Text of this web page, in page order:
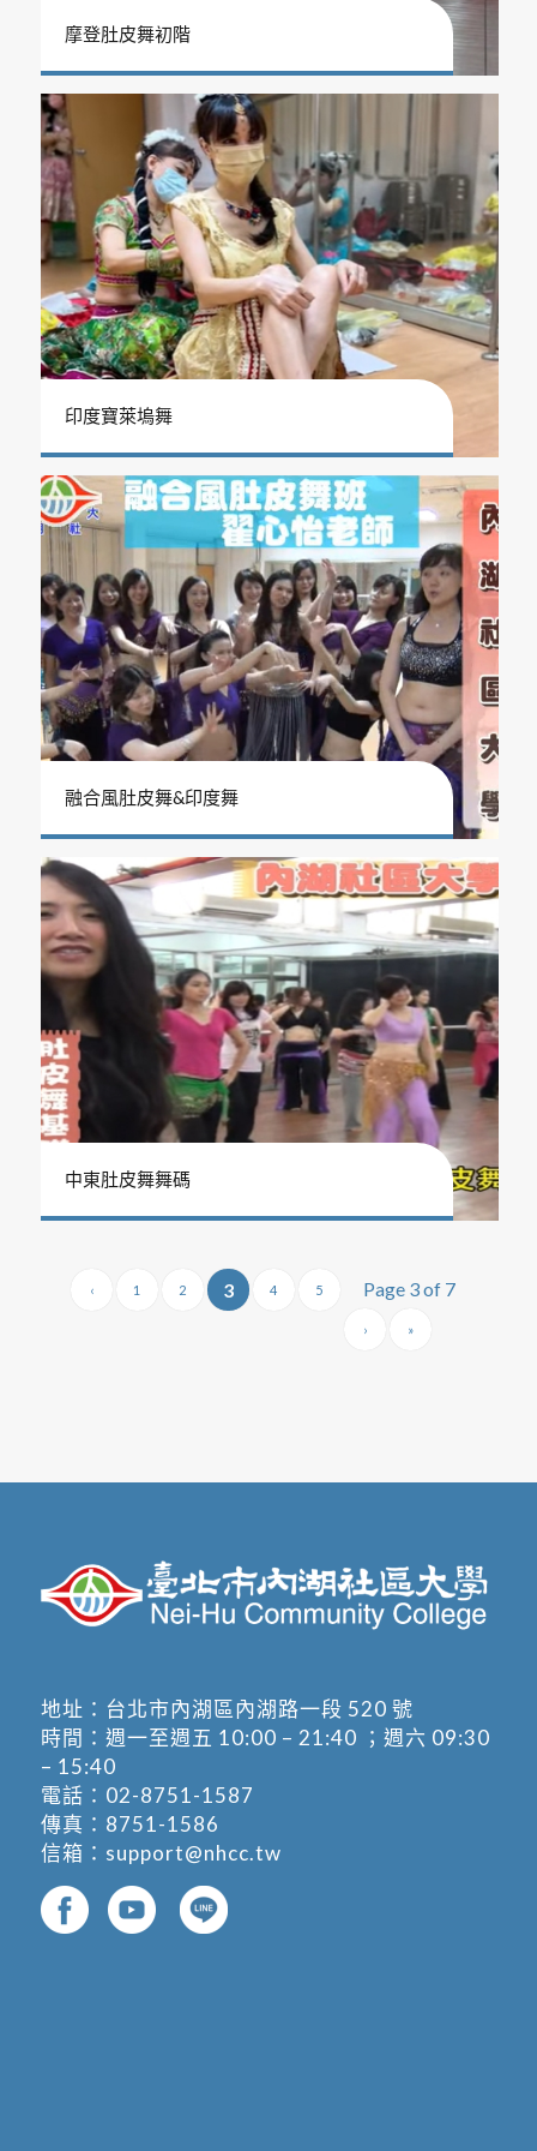
摩登肚皮舞初階
印度寶萊塢舞
融合風肚皮舞&印度舞
中東肚皮舞舞碼
Page 3 of 7
‹ 1 2 3 4 5
› »
地址： 台北市內湖區內湖路一段 520 號
時間：週一至週五 10:00 – 21:40 ；週六 09:30
– 15:40
電話： 02-8751-1587
傳真：8751-1586
信箱： support@nhcc.tw